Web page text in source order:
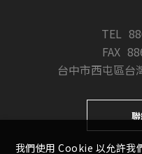
TEL
FAX
台中市西屯區台
我們使用 Cookie 以允許我